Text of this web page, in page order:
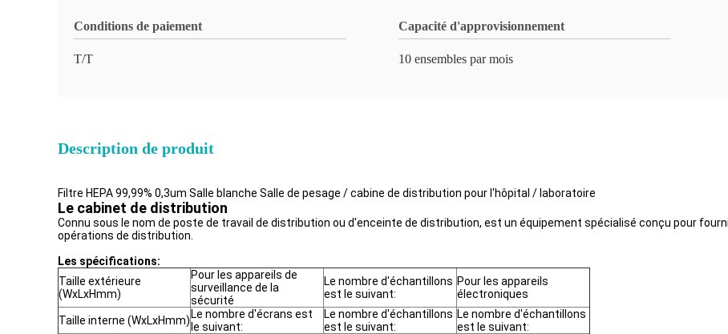
Conditions de paiement
T/T
Capacité d'approvisionnement
10 ensembles par mois
Description de produit
Filtre HEPA 99,99% 0,3um Salle blanche Salle de pesage / cabine de distribution pour l'hôpital / laboratoire
Le cabinet de distribution
Connu sous le nom de poste de travail de distribution ou d'enceinte de distribution, est un équipement spécialisé conçu pour
opérations de distribution.
Les spécifications:
Taille extérieure
(WxLxHmm)
Pour les appareils de
surveillance de la
sécurité
Le nombre d'échantillons
est le suivant:
Pour les appareils
électroniques
Taille interne (WxLxHmm) Le nombre d'écrans est
le suivant:
Le nombre d'échantillons
est le suivant:
Le nombre d'échantillons
est le suivant: